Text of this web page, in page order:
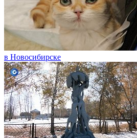
в Новосибирске